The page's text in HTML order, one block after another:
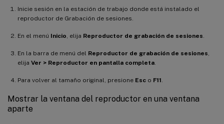
Inicie sesión en la estación de trabajo donde está instalado el
reproductor de Grabación de sesiones.
En el menú Inicio, elija Reproductor de grabación de sesiones.
En la barra de menú del Reproductor de grabación de sesiones,
elija Ver > Reproductor en pantalla completa.
Para volver al tamaño original, presione Esc o F11.
Mostrar la ventana del reproductor en una ventana
aparte